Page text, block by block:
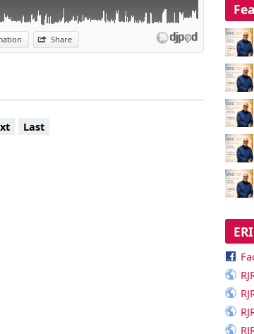
Share
Last